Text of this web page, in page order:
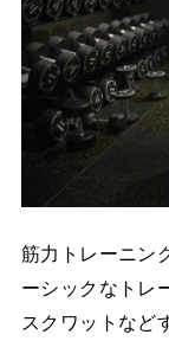
筋力トレーニン
ーシックなトレ
スクワットなど